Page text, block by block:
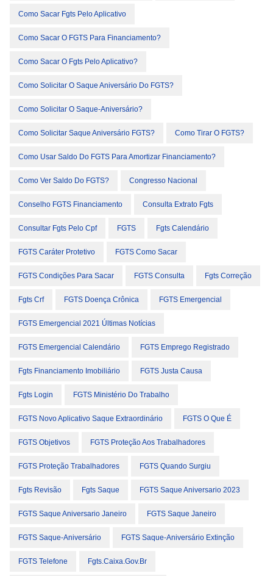
Como Sacar Fgts Pelo Aplicativo
Como Sacar O FGTS Para Financiamento?
Como Sacar O Fgts Pelo Aplicativo?
Como Solicitar O Saque Aniversário Do FGTS?
Como Solicitar O Saque-Aniversário?
Como Solicitar Saque Aniversário FGTS? Como Tirar O FGTS?
Como Usar Saldo Do FGTS Para Amortizar Financiamento?
Como Ver Saldo Do FGTS? Congresso Nacional
Conselho FGTS Financiamento Consulta Extrato Fgts
Consultar Fgts Pelo Cpf FGTS Fgts Calendário
FGTS Caráter Protetivo FGTS Como Sacar
FGTS Condições Para Sacar FGTS Consulta Fgts Correção
Fgts Crf FGTS Doença Crônica FGTS Emergencial
FGTS Emergencial 2021 Últimas Notícias
FGTS Emergencial Calendário FGTS Emprego Registrado
Fgts Financiamento Imobiliário FGTS Justa Causa
Fgts Login FGTS Ministério Do Trabalho
FGTS Novo Aplicativo Saque Extraordinário FGTS O Que É
FGTS Objetivos FGTS Proteção Aos Trabalhadores
FGTS Proteção Trabalhadores FGTS Quando Surgiu
Fgts Revisão Fgts Saque FGTS Saque Aniversario 2023
FGTS Saque Aniversario Janeiro FGTS Saque Janeiro
FGTS Saque-Aniversário FGTS Saque-Aniversário Extinção
FGTS Telefone Fgts.caixa.gov.br